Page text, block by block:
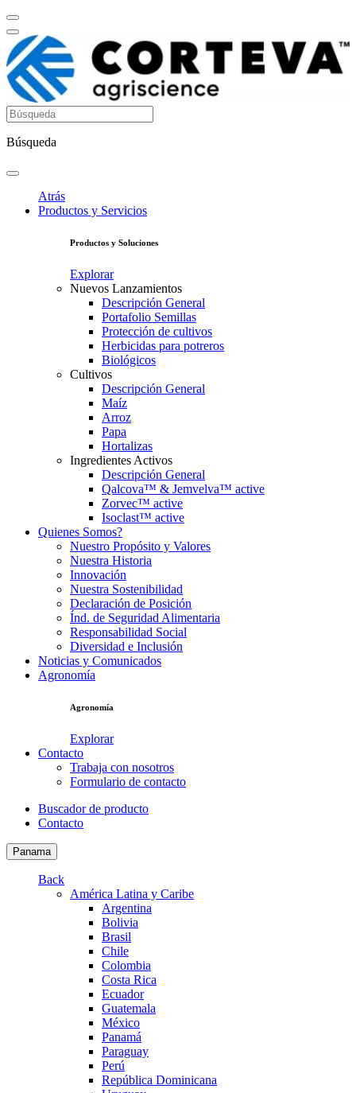
Búsqueda
Atrás
Productos y Servicios
Productos y Soluciones
Explorar
Nuevos Lanzamientos
Descripción General
Portafolio Semillas
Protección de cultivos
Herbicidas para potreros
Biológicos
Cultivos
Descripción General
Maíz
Arroz
Papa
Hortalizas
Ingredientes Activos
Descripción General
Qalcova™ & Jemvelva™ active
Zorvec™ active
Isoclast™ active
Quienes Somos?
Nuestro Propósito y Valores
Nuestra Historia
Innovación
Nuestra Sostenibilidad
Declaración de Posición
Índ. de Seguridad Alimentaria
Responsabilidad Social
Diversidad e Inclusión
Noticias y Comunicados
Agronomía
Agronomía
Explorar
Contacto
Trabaja con nosotros
Formulario de contacto
Buscador de producto
Contacto
Panama
Back
América Latina y Caribe
Argentina
Bolivia
Brasil
Chile
Colombia
Costa Rica
Ecuador
Guatemala
México
Panamá
Paraguay
Perú
República Dominicana